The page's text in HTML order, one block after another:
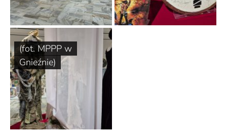
(fot. MPPP w
Gnieźnie)